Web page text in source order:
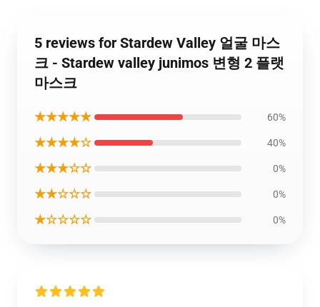
5 reviews for Stardew Valley 얼굴 마스
크 - Stardew valley junimos 변형 2 플랫
마스크
★★★★★ 60%
★★★★☆ 40%
★★★☆☆ 0%
★★☆☆☆ 0%
★☆☆☆☆ 0%